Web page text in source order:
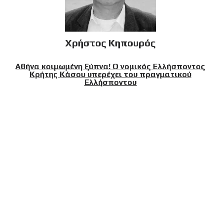
Χρήστος Κηπουρός
Αθήνα κοιμωμένη ξύπνα! Ο νομικός Ελλήσποντος
Κρήτης Κάσου υπερέχει του πραγματικού
Ελλήσποντου